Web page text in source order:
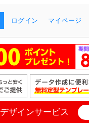
ログイン マイページ
デザインサービス